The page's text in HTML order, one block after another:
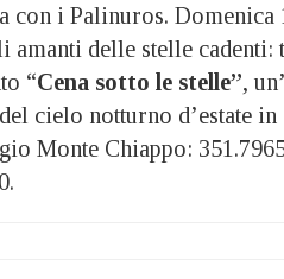
con i Palinuros. Domenica
amanti delle stelle cadenti:
“Cena sotto le stelle”,
cielo notturno d’estate
Monte Chiappo: